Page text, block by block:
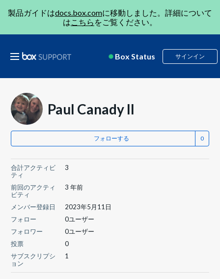
製品ガイドはdocs.box.comに移動しました。詳細について
はこちら をご覧ください。
Box Status サインイン
Paul Canady II
フォローする
合計アクティビ
ティ
3
前回のアクティ
ビティ
3 年前
メンバー登録日
2023年5月11日
フォロー
0ユーザー
フォロワー
0ユーザー
投票
0
サブスクリプシ
ョン
1